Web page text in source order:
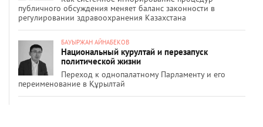
публичного обсуждения меняет баланс законности в
регулировании здравоохранения Казахстана
БАУЫРЖАН АЙНАБЕКОВ
Национальный курултай и перезапуск
политической жизни
Переход к однопалатному Парламенту и его
переименование в Құрылтай